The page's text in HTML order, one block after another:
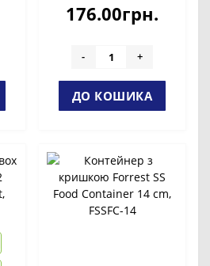
176.00грн.
- +
ДО КОШИКА